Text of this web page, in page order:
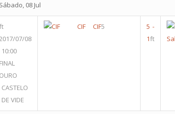
Sábado, 08 Jul
07/08
10:00
FINAL
OURO
CASTELO
DE VIDE
CIF CIF5 5 -
1ft